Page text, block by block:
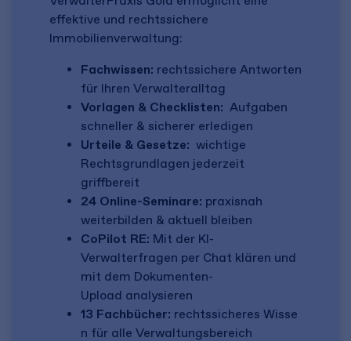
effektive und rechtssichere
Immobilienverwaltung:
Fachwissen: rechtssichere Antworten
für Ihren Verwalteralltag
Vorlagen & Checklisten: Aufgaben
schneller & sicherer erledigen
Urteile & Gesetze: wichtige
Rechtsgrundlagen jederzeit
griffbereit
24 Online-Seminare: praxisnah
weiterbilden & aktuell bleiben
CoPilot RE: Mit der KI-
Verwalterfragen per Chat klären und
mit dem Dokumenten-
Upload analysieren
13 Fachbücher: rechtssicheres Wisse
n für alle Verwaltungsbereich